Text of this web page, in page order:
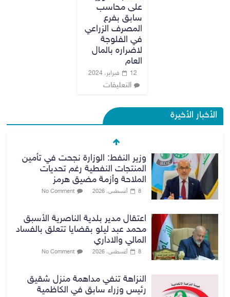
على محاسب
سابق بفرع
المصرف الزراعي
في الفلوجة
لاضراره بالمال
العام
12 فبراير، 2024
التعليقات
الأخبار الأخيرة
وزير النفط: الوزارة نجحت في تأمين
المنتجات النفطية رغم تحديات
الملاحة وأزمة مضيق هرمز
8 أغسطس، 2026 No Comment
اعتقال مدير بلدية الناصرية الأسبق
محمد عبد ليلو بقضايا تتعلق بالفساد
المالي والاداري
8 أغسطس، 2026 No Comment
النزاهة تنفي مداهمة منزل شقيق
رئيس وزراء سابق في الكاظمية